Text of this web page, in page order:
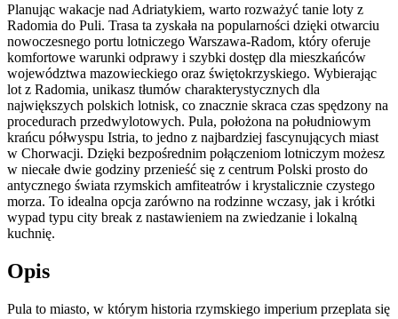
Planując wakacje nad Adriatykiem, warto rozważyć tanie loty z
Radomia do Puli. Trasa ta zyskała na popularności dzięki otwarciu
nowoczesnego portu lotniczego Warszawa-Radom, który oferuje
komfortowe warunki odprawy i szybki dostęp dla mieszkańców
województwa mazowieckiego oraz świętokrzyskiego. Wybierając
lot z Radomia, unikasz tłumów charakterystycznych dla
największych polskich lotnisk, co znacznie skraca czas spędzony na
procedurach przedwylotowych. Pula, położona na południowym
krańcu półwyspu Istria, to jedno z najbardziej fascynujących miast
w Chorwacji. Dzięki bezpośrednim połączeniom lotniczym możesz
w niecałe dwie godziny przenieść się z centrum Polski prosto do
antycznego świata rzymskich amfiteatrów i krystalicznie czystego
morza. To idealna opcja zarówno na rodzinne wczasy, jak i krótki
wypad typu city break z nastawieniem na zwiedzanie i lokalną
kuchnię.
Opis
Pula to miasto, w którym historia rzymskiego imperium przeplata się